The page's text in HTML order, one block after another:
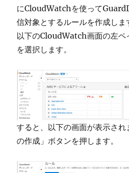
にCloudWatchを使って
信対象とするルールを作成しま
以下のCloudWatch画面の左ペ
を選択します。
すると、以下の画面が表示さ
の作成」ボタンを押します。